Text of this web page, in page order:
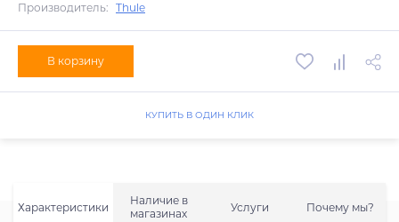
Характеристики
Наличие в
магазинах
Услуги Почему мы?
Производитель: Thule
В корзину
КУПИТЬ В ОДИН КЛИК